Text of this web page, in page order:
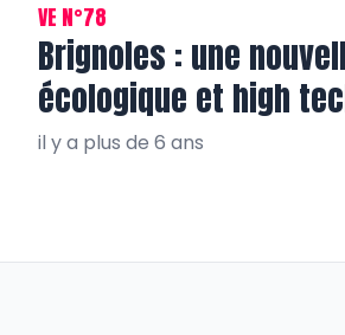
VE N°78
Brignoles : une
écologique et high
groupe Lauvige
il y a plus de 6 ans